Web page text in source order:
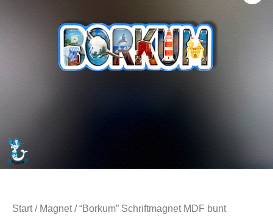
Start/ Magnet/ “Borkum” Schriftmagnet MDF bunt